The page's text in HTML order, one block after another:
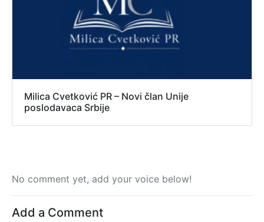
Milica Cvetković PR – Novi član Unije
poslodavaca Srbije
No comment yet, add your voice below!
Add a Comment